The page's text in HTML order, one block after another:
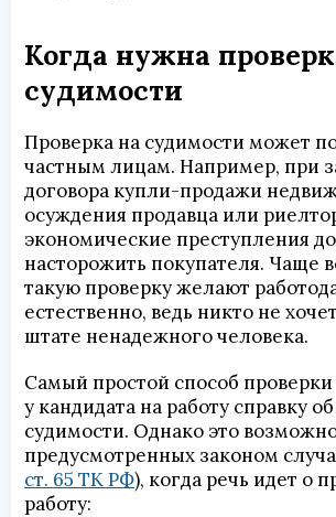
Когда нужна
судимости
Проверка на судимости может
частным лицам. Например, при
договора купли-продажи
осуждения продавца или
экономические преступления
насторожить покупателя. Чаще
такую проверку желают
естественно, ведь никто не
штате ненадежного человека.
Самый простой способ
у кандидата на работу справку
судимости. Однако это
предусмотренных законом
ст. 65 ТК РФ), когда речь идет о
работу: